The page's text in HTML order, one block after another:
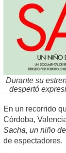
Durante su
despertó
En un recorrido
Córdoba,
Sacha, un niño
de espectadores.